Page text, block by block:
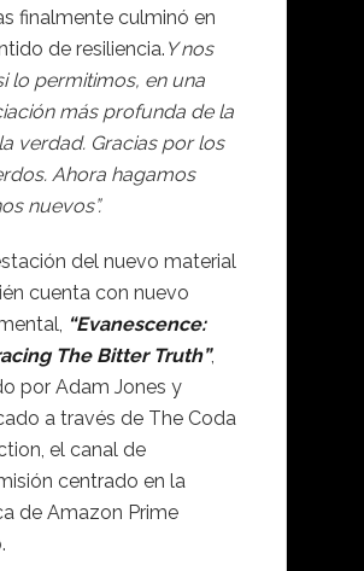
finalmente culminó en
de resiliencia. Y nos
lo permitimos, en una
más profunda de la
verdad. Gracias por los
Ahora hagamos
nuevos”.
del nuevo material
cuenta con nuevo
“Evanescence:
The Bitter Truth”,
por Adam Jones y
a través de The Coda
el canal de
centrado en la
de Amazon Prime